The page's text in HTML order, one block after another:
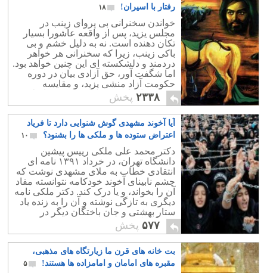
رفتار با اسیران!
۱۸
خواندن سخنرانی بی پروای زینب در
مجلس یزید، پس از واقعه عاشورا بسیار
تکان دهنده است. نه به دلیل خشم و بی
باکی زینب، زیرا که سخنرانی هر خواهر
دردمند و دلشکسته ای این چنین خواهد بود.
اما شگفت آور، حق آزادی بیان در دوره
حکومت آزاد منشی یزید، و مقایسه
شرافت او با سردمداران حکومت اسلامی
ایران است!.
۲۳۳۸ پخش
آیا آخوند مشهدی گوش شنوایی دارد تا فریاد
اعتراض ستوده ها و ملکی ها را بشنود؟
۱۰
دکتر محمد علی ملکی ريیس پیشین
دانشگاه تهران، در خرداد ۱۳۹۱ نامه ای
انتقادی خطاب به ملای مشهدی نوشت که
چشم نابینای آخوند خودکامه نتوانسته مفاد
آن را بخواند، و یا درک کند. دکتر ملکی نامه
دیگری به تازگی نوشته و آن را به زنده یاد
ستار بهشتی و جان باختگان دیگر در
ستمگاه اهریمن پیشکش و تقدیم نموده
است.
۵۷۷ پخش
بت خانه های قرن ما زیارتگاه های مذهبی،
مقبره های امامان و امامزاده ها هستند!
۵